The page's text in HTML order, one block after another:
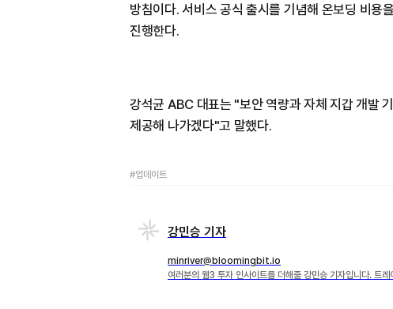
방침이다. 서비스 공식 출시를 기념해 온보딩 비용
진행한다.
강석균 ABC 대표는 "보안 역량과 자체 지갑 개발
제공해 나가겠다"고 말했다.
#업데이트
강민승 기자
minriver@bloomingbit.io
여러분의 웹3 투자 인사이트를 더해줄 강민승 기자입니다. 트